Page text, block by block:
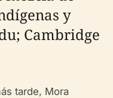
y
Cambridge
tarde, Mora